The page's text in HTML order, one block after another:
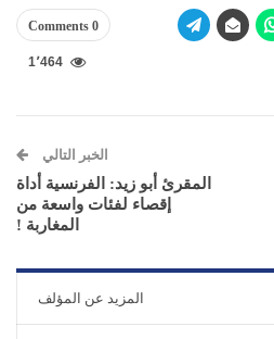
0 Comments
1٬464
الخبر التالي
المقرئ أبو زيد: الفرنسية أداة
إقصاء لفئات واسعة من
المغاربة !
المزيد عن المؤلف